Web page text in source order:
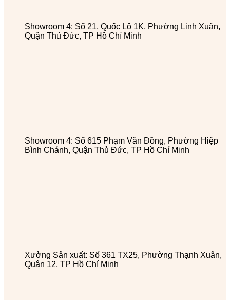
Showroom 4: Số 21, Quốc Lộ 1K, Phường Linh Xuân,
Quận Thủ Đức, TP Hồ Chí Minh
Showroom 4: Số 615 Phạm Văn Đồng, Phường Hiệp
Bình Chánh, Quận Thủ Đức, TP Hồ Chí Minh
Xưởng Sản xuất: Số 361 TX25, Phường Thạnh Xuân,
Quận 12, TP Hồ Chí Minh